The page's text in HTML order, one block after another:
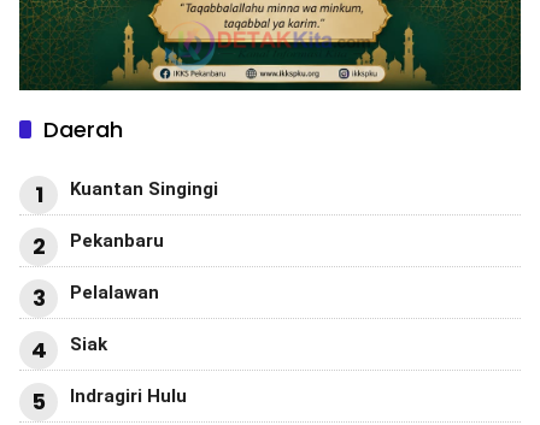
Daerah
1 Kuantan Singingi
2 Pekanbaru
3 Pelalawan
4 Siak
5 Indragiri Hulu